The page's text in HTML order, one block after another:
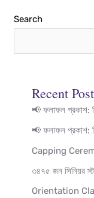
Search
Recent
📢 ফলাফল প্রকাশ:
📢 ফলাফল প্রকাশ:
Capping
৩৪৭৫ জন সিনিয়র
Orientation